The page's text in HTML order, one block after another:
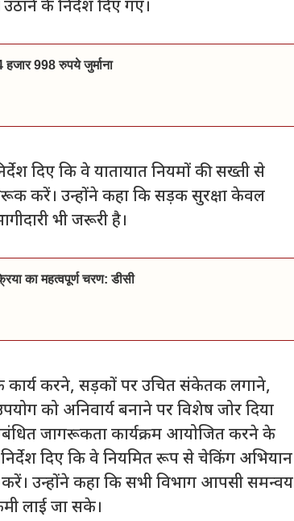
के निर्देश दिए गए।
हजार 998 रुपये जुर्माना
दिए कि वे यातायात नियमों की सख्ती से
करें। उन्होंने कहा कि सड़क सुरक्षा केवल
भी जरूरी है।
का महत्वपूर्ण चरण: डीसी
कार्य करने, सड़कों पर उचित संकेतक लगाने,
को अनिवार्य बनाने पर विशेष जोर दिया
जागरूकता कार्यक्रम आयोजित करने के
दिए कि वे नियमित रूप से चेकिंग अभियान
उन्होंने कहा कि सभी विभाग आपसी समन्वय
लाई जा सके।